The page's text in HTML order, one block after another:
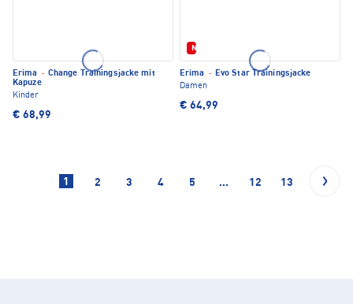
Erima · Change Trainingsjacke mit
Kapuze
Kinder
€ 68,99
Neu
Erima · Evo Star Trainingsjacke
Damen
€ 64,99
1 2 3 4 5 ... 12 13